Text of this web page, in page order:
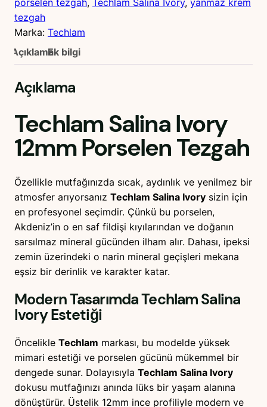
tezgah
Marka: Techlam
AçıklamaEk bilgi
Açıklama
Techlam Salina Ivory
12mmPorselen Tezgah
Özellikle mutfağınızda sıcak, aydınlık ve yenilmez bir
atmosfer arıyorsanız Techlam Salina Ivory sizin için
en profesyonel seçimdir. Çünkü bu porselen,
Akdeniz’in o en saf fildişi kıyılarından ve doğanın
sarsılmaz mineral gücünden ilham alır. Dahası, ipeksi
zemin üzerindeki o narin mineral geçişleri mekana
eşsiz bir derinlik ve karakter katar.
Modern TasarımdaTechlam Salina
IvoryEstetiği
Öncelikle Techlam markası, bu modelde yüksek
mimari estetiği ve porselen gücünü mükemmel bir
dengede sunar. Dolayısıyla Techlam Salina Ivory
dokusu mutfağınızı anında lüks bir yaşam alanına
dönüştürür. Üstelik 12mm ince profiliyle modern ve